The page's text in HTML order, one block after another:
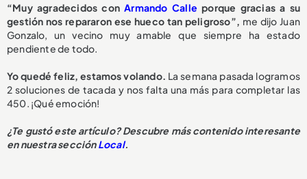
“Muy agradecidos con Armando Calle porque gracias a su
gestión nos repararon ese hueco tan peligroso”,
me dijo Juan
Gonzalo, un vecino muy amable que siempre ha estado
pendiente de todo.
Yo quedé feliz, estamos volando. La semana pasada logramos
2 soluciones de tacada y nos falta una más para completar las
450. ¡Qué emoción!
¿Te gustó este artículo? Descubre más contenido interesante
en nuestra secciónLocal.